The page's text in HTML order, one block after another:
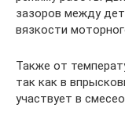
зазоров между
вязкости
Также от
так как в
участвует в